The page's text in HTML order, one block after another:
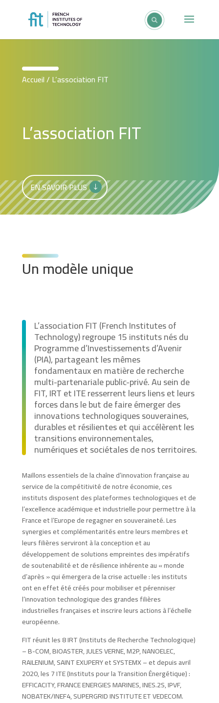
Accueil/ L’association FIT
L’association FIT
EN SAVOIR PLUS
Un modèle unique
L’association FIT (French Institutes of
Technology) regroupe 15 instituts nés du
Programme d’Investissements d’Avenir
(PIA), partageant les mêmes
fondamentaux en matière de recherche
multi-partenariale public-privé. Au sein de
FIT, IRT et ITE resserrent leurs liens et leurs
forces dans le but de faire émerger des
innovations technologiques souveraines,
durables et résilientes et qui accélèrent les
transitions environnementales,
numériques et sociétales de nos territoires.
Maillons essentiels de la chaîne d’innovation française au
service de la compétitivité de notre économie, ces
instituts disposent des plateformes technologiques et de
l’excellence académique et industrielle pour permettre à la
France et l’Europe de regagner en souveraineté. Les
synergies et complémentarités entre leurs membres et
leurs filières serviront à la conception et au
développement de solutions empreintes des impératifs
de soutenabilité et de résilience inhérente au « monde
d’après » qui émergera de la crise actuelle : les instituts
ont en effet été créés pour mobiliser et pérenniser
l’innovation technologique des grandes filières
industrielles françaises et inscrire leurs actions à l’échelle
européenne.
FIT réunit les 8 IRT (Instituts de Recherche Technologique)
– B-COM, BIOASTER, JULES VERNE, M2P, NANOELEC,
RAILENIUM, SAINT EXUPERY et SYSTEMX – et depuis avril
2020, les 7 ITE (Instituts pour la Transition Énergétique) :
EFFICACITY, FRANCE ENERGIES MARINES, INES.2S, IPVF,
NOBATEK/INEF4, SUPERGRID INSTITUTE ET VEDECOM.